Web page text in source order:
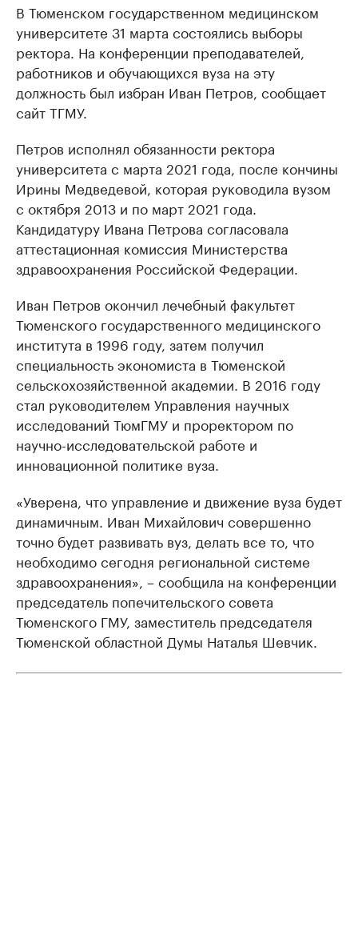
В Тюменском государственном медицинском
университете 31 марта состоялись выборы
ректора. На конференции преподавателей,
работников и обучающихся вуза на эту
должность был избран Иван Петров, сообщает
сайт ТГМУ.
Петров исполнял обязанности ректора
университета с марта 2021 года, после кончины
Ирины Медведевой, которая руководила вузом
с октября 2013 и по март 2021 года.
Кандидатуру Ивана Петрова согласовала
аттестационная комиссия Министерства
здравоохранения Российской Федерации.
Иван Петров окончил лечебный факультет
Тюменского государственного медицинского
института в 1996 году, затем получил
специальность экономиста в Тюменской
сельскохозяйственной академии. В 2016 году
стал руководителем Управления научных
исследований ТюмГМУ и проректором по
научно-исследовательской работе и
инновационной политике вуза.
«Уверена, что управление и движение вуза будет
динамичным. Иван Михайлович совершенно
точно будет развивать вуз, делать все то, что
необходимо сегодня региональной системе
здравоохранения», – сообщила на конференции
председатель попечительского совета
Тюменского ГМУ, заместитель председателя
Тюменской областной Думы Наталья Шевчик.